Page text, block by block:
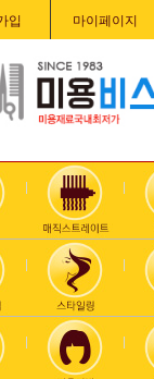
입 마이페이지